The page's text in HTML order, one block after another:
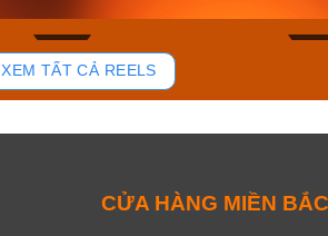
37
XEM TẤT CẢ REELS
CỬA HÀNG MIỀN BẮC